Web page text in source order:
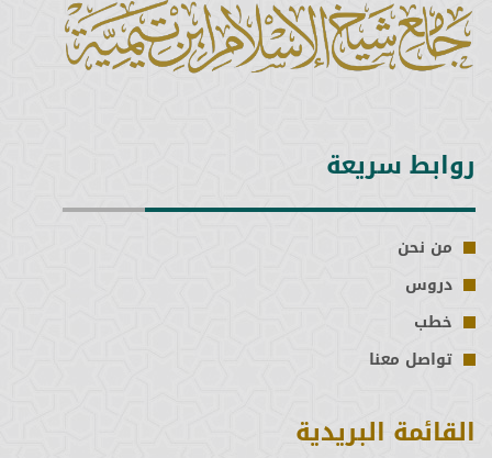
روابط سريعة
من نحن
دروس
خطب
تواصل معنا
القائمة البريدية